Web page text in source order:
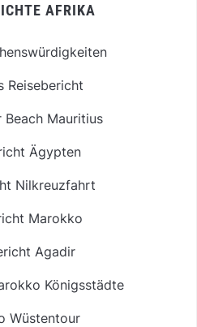
AFRIKA
Reisebericht
Beach Mauritius
Ägypten
Nilkreuzfahrt
Marokko
Agadir
Königsstädte
Wüstentour